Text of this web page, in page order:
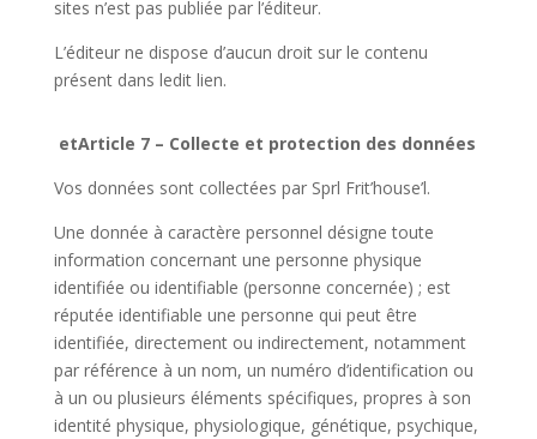
sites n’est pas publiée par l’éditeur.
L’éditeur ne dispose d’aucun droit sur le contenu
présent dans ledit lien.
etArticle 7 – Collecte et protection des données
Vos données sont collectées par Sprl Frit’house’l​.
Une donnée à caractère personnel désigne toute
information concernant une personne physique
identifiée ou identifiable (personne concernée) ; est
réputée identifiable une personne qui peut être
identifiée, directement ou indirectement, notamment
par référence à un nom, un numéro d’identification ou
à un ou plusieurs éléments spécifiques, propres à son
identité physique, physiologique, génétique, psychique,